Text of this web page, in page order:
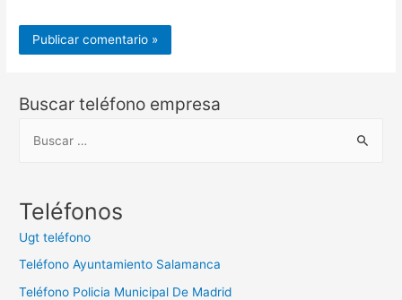
Buscar teléfono empresa
c
Teléfonos
Ugt teléfono
Teléfono Ayuntamiento Salamanca
Teléfono Policia Municipal De Madrid